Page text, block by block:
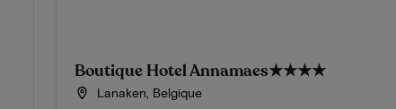
Boutique Hotel Annamaes★★★★
Lanaken, Belgique